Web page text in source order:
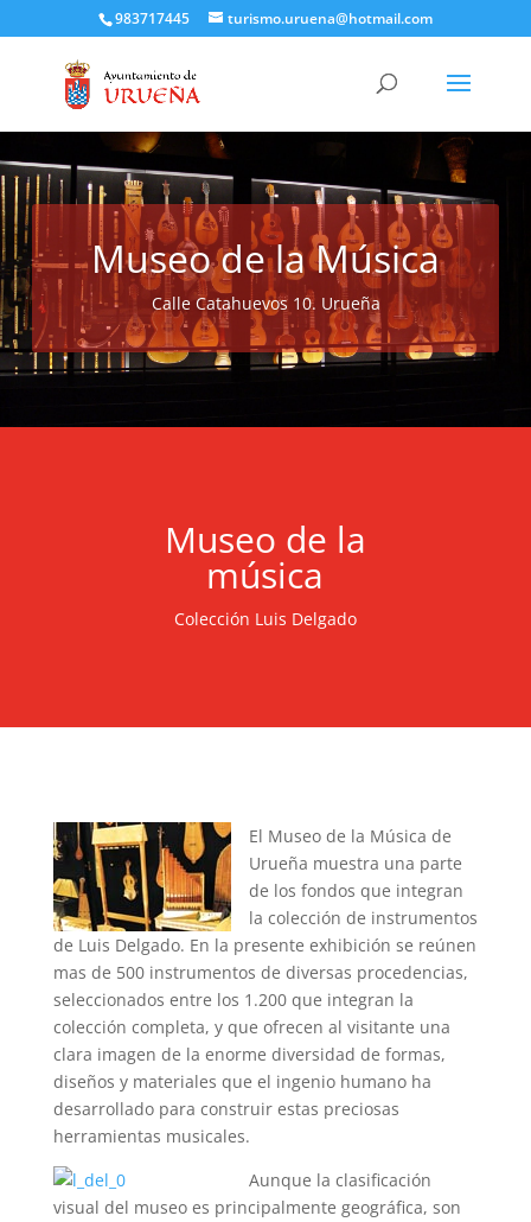
983717445 turismo.uruena@hotmail.com
Museo de la Música
Calle Catahuevos 10. Urueña
Museo de la
música
Colección Luis Delgado
El Museo de la Música de
Urueña muestra una parte
de los fondos que integran
la colección de instrumentos
de Luis Delgado. En la presente exhibición se reúnen
mas de 500 instrumentos de diversas procedencias,
seleccionados entre los 1.200 que integran la
colección completa, y que ofrecen al visitante una
clara imagen de la enorme diversidad de formas,
diseños y materiales que el ingenio humano ha
desarrollado para construir estas preciosas
herramientas musicales.
Aunque la clasificación
visual del museo es principalmente geográfica, son